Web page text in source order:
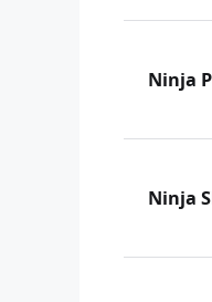
Ninja
Ninja